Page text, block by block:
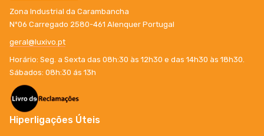
Zona Industrial da Carambancha
Nº06 Carregado 2580-461 Alenquer Portugal
geral@luxivo.pt
Horário: Seg. a Sexta das 08h:30 às 12h30 e das 14h30 às 18h30.
Sábados: 08h:30 ás 13h
Hiperligações Úteis